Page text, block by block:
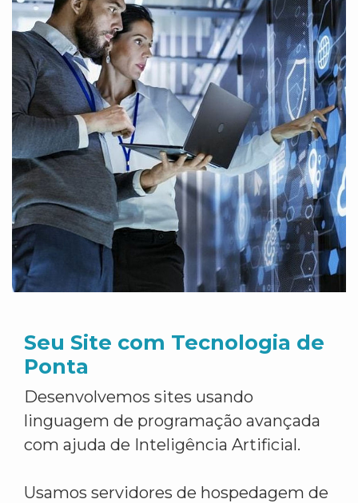
Seu Site com Tecnologia de
Ponta
Desenvolvemos sites usando
linguagem de programação avançada
com ajuda de Inteligência Artificial.
Usamos servidores de hospedagem de